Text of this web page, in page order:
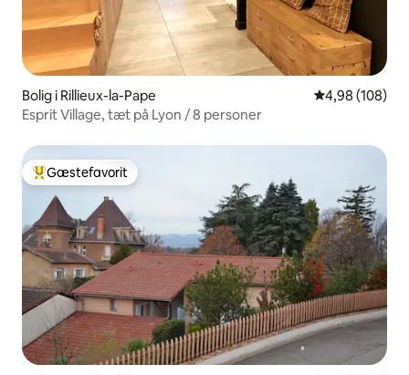
Bolig i Rillieux-la-Pape 4,98 ud af 5 i
4,98 (108)
Esprit Village, tæt på Lyon / 8 personer
Bedste gæstefavorit
Gæstefavorit